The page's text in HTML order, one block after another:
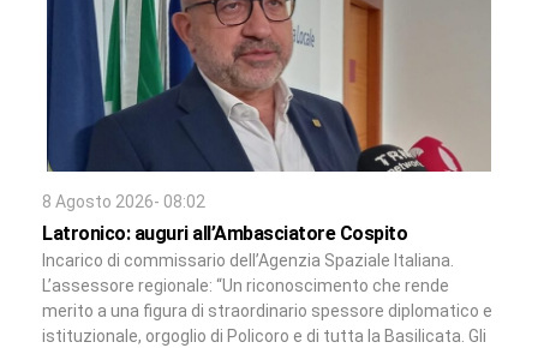
8 Agosto 2026- 08:02
Latronico: auguri all’Ambasciatore Cospito
Incarico di commissario dell’Agenzia Spaziale Italiana.
L’assessore regionale: “Un riconoscimento che rende
merito a una figura di straordinario spessore diplomatico e
istituzionale, orgoglio di Policoro e di tutta la Basilicata. Gli